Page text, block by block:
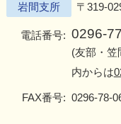
岩間支所 〒319-
電話番号: 0296-
(友部・笠
内からは
FAX番号: 0296-78-